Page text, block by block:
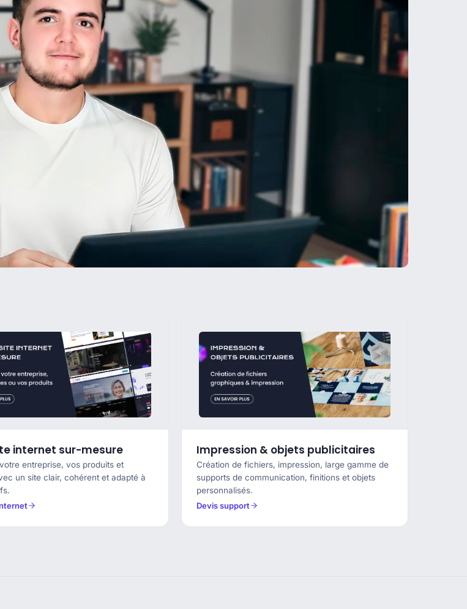
internet sur-mesure
entreprise, vos produits et
un site clair, cohérent et adapté à
Impression & objets publicitaires
Création de fichiers, impression, large gamme de
supports de communication, finitions et objets
personnalisés.
Devis support